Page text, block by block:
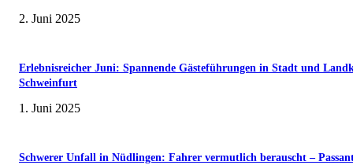
2. Juni 2025
Erlebnisreicher Juni: Spannende Gästeführungen in Stadt und
Schweinfurt
1. Juni 2025
Schwerer Unfall in Nüdlingen: Fahrer vermutlich berauscht –